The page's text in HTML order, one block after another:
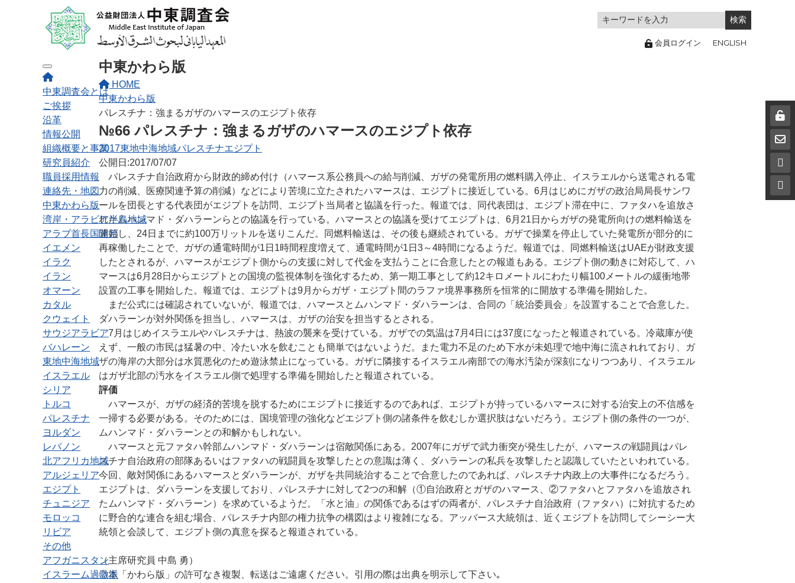
会員ログイン ENGLISH
Toggle navigation
中東調査会とは
ご挨拶
沿革
情報公開
組織概要と事業
研究員紹介
職員採用情報
連絡先・地図
中東かわら版
湾岸・アラビア半島地域
アラブ首長国連邦
イエメン
イラク
イラン
オマーン
カタル
クウェイト
サウジアラビア
バハレーン
東地中海地域
イスラエル
シリア
トルコ
パレスチナ
ヨルダン
レバノン
北アフリカ地域
アルジェリア
エジプト
チュニジア
モロッコ
リビア
その他
アフガニスタン
イスラーム過激派
中東かわら版
HOME
中東かわら版
パレスチナ：強まるガザのハマースのエジプト依存
№66 パレスチナ：強まるガザのハマースのエジプト依存
2017東地中海地域パレスチナエジプト
公開日:2017/07/07
パレスチナ自治政府から財政的締め付け（ハマース系公務員への給与削減、ガザの発電所用の燃料購入停止、イスラエルから送電される電
力の削減、医療関連予算の削減）などにより苦境に立たされたハマースは、エジプトに接近している。6月はじめにガザの政治局局長サンワ
ールを団長とする代表団がエジプトを訪問、エジプト当局者と協議を行った。報道では、同代表団は、エジプト滞在中に、ファタハを追放さ
れたムハンマド・ダハラーンらとの協議を行っている。ハマースとの協議を受けてエジプトは、6月21日からガザの発電所向けの燃料輸送を
開始し、24日までに約100万リットルを送りこんだ。同燃料輸送は、その後も継続されている。ガザで操業を停止していた発電所が部分的に
再稼働したことで、ガザの通電時間が1日1時間程度増えて、通電時間が1日3～4時間になるようだ。報道では、同燃料輸送はUAEが財政支援
したとされるが、ハマースがエジプト側からの支援に対して代金を支払うことに合意したとの報道もある。エジプト側の動きに対応して、ハ
マースは6月28日からエジプトとの国境の監視体制を強化するため、第一期工事として約12キロメートルにわたり幅100メートルの緩衝地帯
設置の工事を開始した。報道では、エジプトは9月からガザ・エジプト間のラファ境界事務所を恒常的に開放する準備を開始した。
まだ公式には確認されていないが、報道では、ハマースとムハンマド・ダハラーンは、合同の「統治委員会」を設置することで合意した。
ダハラーンが対外関係を担当し、ハマースは、ガザの治安を担当するとされる。
7月はじめイスラエルやパレスチナは、熱波の襲来を受けている。ガザでの気温は7月4日には37度になったと報道されている。冷蔵庫が使
えず、一般の市民は猛暑の中、冷たい水を飲むことも簡単ではないようだ。また電力不足のため下水が未処理で地中海に流されれており、ガ
ザの海岸の大部分は水質悪化のため遊泳禁止になっている。ガザに隣接するイスラエル南部での海水汚染が深刻になりつつあり、イスラエル
はガザ北部の汚水をイスラエル側で処理する準備を開始したと報道されている。
評価
ハマースが、ガザの経済的苦境を脱するためにエジプトに接近するのであれば、エジプトが持っているハマースに対する治安上の不信感を
一掃する必要がある。そのためには、国境管理の強化などエジプト側の諸条件を飲むしか選択肢はないだろう。エジプト側の条件の一つが、
ムハンマド・ダハラーンとの和解かもしれない。
ハマースと元ファタハ幹部ムハンマド・ダハラーンは宿敵関係にある。2007年にガザで武力衝突が発生したが、ハマースの戦闘員はパレ
スチナ自治政府の部隊あるいはファタハの戦闘員を攻撃したとの意識は薄く、ダハラーンの私兵を攻撃したと認識していたといわれている。
今回、敵対関係にあるハマースとダハラーンが、ガザを共同統治することで合意したのであれば、パレスチナ内政上の大事件になるだろう。
エジプトは、ダハラーンを支援しており、パレスチナに対して2つの和解（①自治政府とガザのハマース、②ファタハとファタハを追放され
たムハンマド・ダハラーン）を求めているようだ。「水と油」の関係であるはずの両者が、パレスチナ自治政府（ファタハ）に対抗するため
に野合的な連合を組む場合、パレスチナ内部の権力抗争の構図はより複雑になる。アッバース大統領は、近くエジプトを訪問してシーシー大
統領と会談して、エジプト側の真意を探ると報道されている。
（主席研究員 中島 勇）
◎本「かわら版」の許可なき複製、転送はご遠慮ください。引用の際は出典を明示して下さい｡